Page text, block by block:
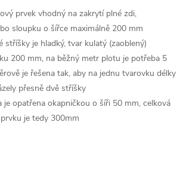
prvek vhodný na zakrytí plné zdi,
sloupku o šířce maximálně 200 mm
stříšky je hladký, tvar kulatý (zaoblený)
200 mm, na běžný metr plotu je potřeba 5
je řešena tak, aby na jednu tvarovku délky
přesně dvě stříšky
je opatřena okapničkou o šíři 50 mm, celková
je tedy 300mm